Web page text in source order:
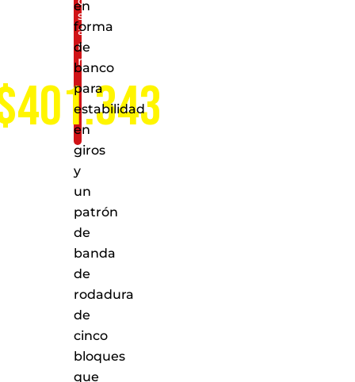
servicio
a
nivel
nacional
en
forma
de
banco
para
estabilidad
en
giros
y
un
patrón
de
banda
de
rodadura
de
cinco
bloques
que